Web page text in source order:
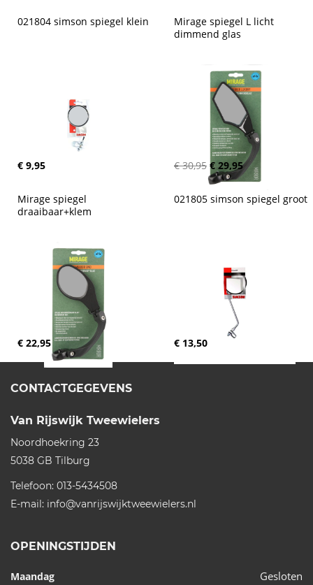
021804 simson spiegel klein
€ 9,95
Mirage spiegel L licht
dimmend glas
€ 30,95 € 29,95
Mirage spiegel
draaibaar+klem
€ 22,95
021805 simson spiegel groot
€ 13,50
CONTACTGEGEVENS
Van Rijswijk Tweewielers
Noordhoekring 23
5038 GB Tilburg
Telefoon: 013-5434508
E-mail: info@vanrijswijktweewielers.nl
OPENINGSTIJDEN
Maandag Gesloten